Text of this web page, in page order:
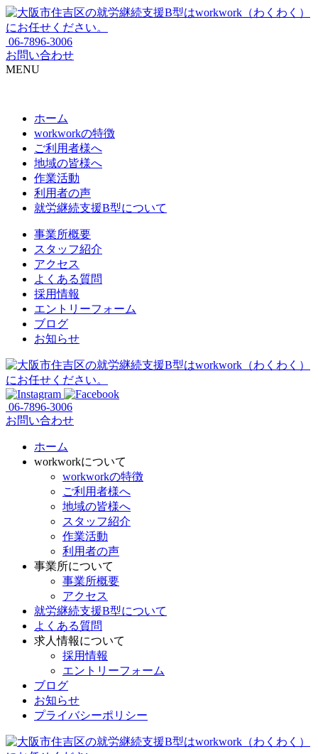
06-7896-3006
お問い合わせ
MENU
ホーム
workworkの特徴
ご利用者様へ
地域の皆様へ
作業活動
利用者の声
就労継続支援B型について
事業所概要
スタッフ紹介
アクセス
よくある質問
採用情報
エントリーフォーム
ブログ
お知らせ
06-7896-3006
お問い合わせ
ホーム
workworkについて
workworkの特徴
ご利用者様へ
地域の皆様へ
スタッフ紹介
作業活動
利用者の声
事業所について
事業所概要
アクセス
就労継続支援B型について
よくある質問
求人情報について
採用情報
エントリーフォーム
ブログ
お知らせ
プライバシーポリシー